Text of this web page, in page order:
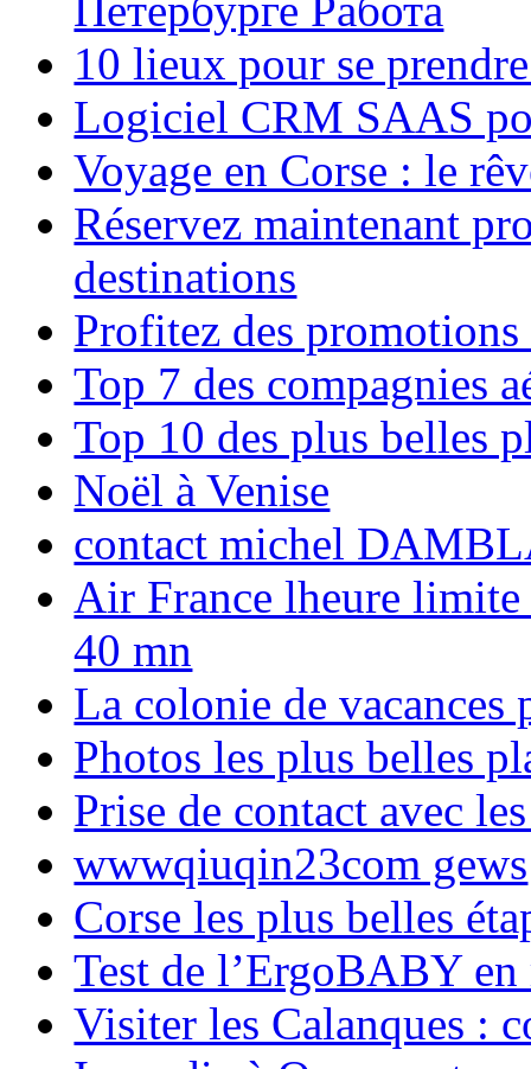
10 lieux pour se
Logiciel CRM SAAS
Voyage en Corse : le
Réservez maintenant
destinations
Profitez des
Top 7 des compagnies
Top 10 des plus belles
Noël à Venise
contact michel
Air France lheure limite
40 mn
La colonie de vacances
Photos les plus belles
Prise de contact avec
wwwqiuqin23com gews
Corse les plus belles
Test de l’ErgoBABY en
Visiter les Calanques :